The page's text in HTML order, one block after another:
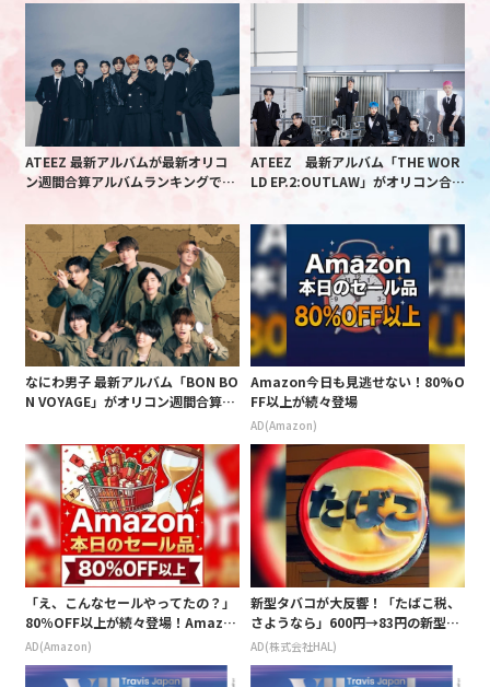
ATEEZ 最新アルバムが最新オリコ
ン週間合算アルバムランキングで1
ATEEZ 最新アルバム「THE WOR
LD EP.2:OUTLAW」がオリコン合算
なにわ男子 最新アルバム「BON BO
N VOYAGE」がオリコン週間合算ア
Amazon今日も見逃せない！80%O
FF以上が続々登場
AD(Amazon)
「え、こんなセールやってたの？」
80％OFF以上が続々登場！Amazo
nの本気が凄すぎる
AD(Amazon)
新型タバコが大反響！「たばこ税、
さようなら」600円→83円の新型が
爆売れ
AD(株式会社HAL)